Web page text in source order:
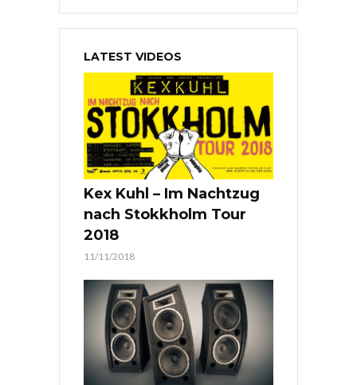
LATEST VIDEOS
Kex Kuhl – Im Nachtzug
nach Stokkholm Tour
2018
11/11/2018